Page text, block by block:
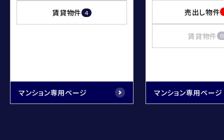
賃貸物件 4
マンション専用ページ
売出し物件
賃貸物件 0
マンション専用ページ